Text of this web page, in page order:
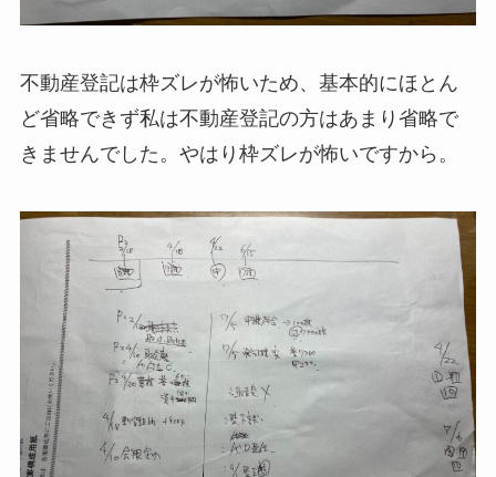
不動産登記は枠ズレが怖いため、基本的にほとん
ど省略できず私は不動産登記の方はあまり省略で
きませんでした。やはり枠ズレが怖いですから。